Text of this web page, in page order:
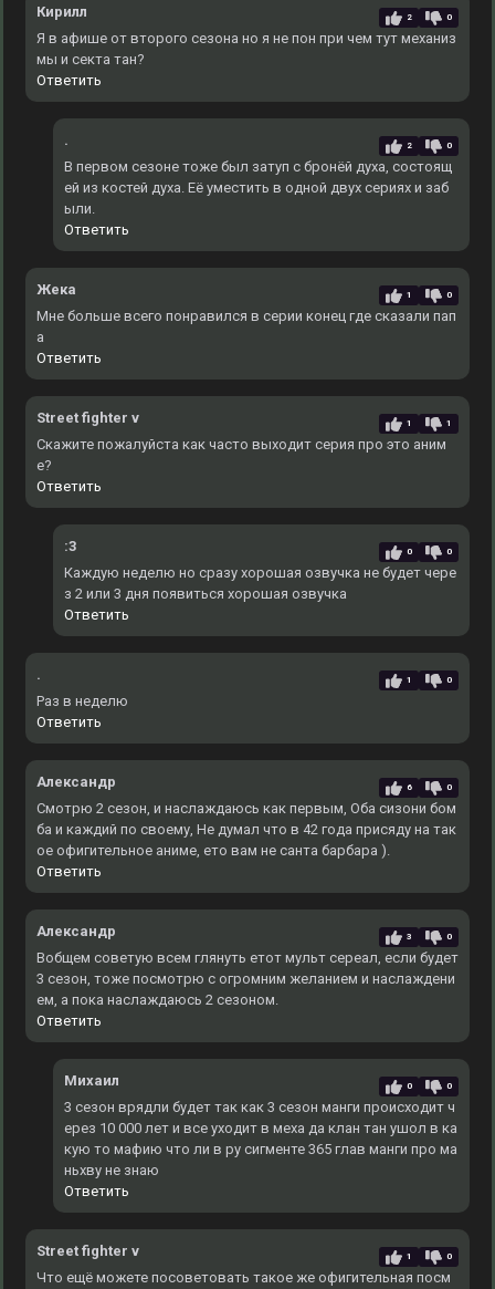
Кирилл 2 0
Я в афише от второго сезона но я не пон при чем тут механиз
мы и секта тан?
Ответить
. 2 0
В первом сезоне тоже был затуп с бронёй духа, состоящ
ей из костей духа. Еë уместить в одной двух сериях и заб
ыли.
Ответить
Жека 1 0
Мне больше всего понравился в серии конец где сказали пап
а
Ответить
Street fighter v 1 1
Скажите пожалуйста как часто выходит серия про это аним
е?
Ответить
:3 0 0
Каждую неделю но сразу хорошая озвучка не будет чере
з 2 или 3 дня появиться хорошая озвучка
Ответить
. 1 0
Раз в неделю
Ответить
Александр 6 0
Смотрю 2 сезон, и наслаждаюсь как первым, Оба сизони бом
ба и каждий по своему, Не думал что в 42 года присяду на так
ое офигительное аниме, ето вам не санта барбара ).
Ответить
Александр 3 0
Вобщем советую всем глянуть етот мульт сереал, если будет
3 сезон, тоже посмотрю с огромним желанием и наслаждени
ем, а пока наслаждаюсь 2 сезоном.
Ответить
Михаил 0 0
3 сезон врядли будет так как 3 сезон манги происходит ч
ерез 10 000 лет и все уходит в меха да клан тан ушол в ка
кую то мафию что ли в ру сигменте 365 глав манги про ма
ньхву не знаю
Ответить
Street fighter v 1 0
Что ещё можете посоветовать такое же офигительная посм